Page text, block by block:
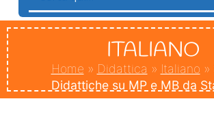
ITALIANO
Home » Didattica » Italiano »
Didattiche su MP e MB da